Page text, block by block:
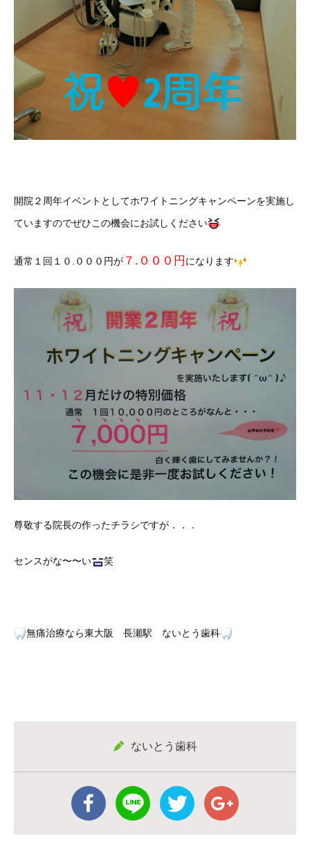
開院２周年イベントとしてホワイトニングキャンペーンを実施し
ていますのでぜひこの機会にお試しください
通常１回１０.０００円が ７.０００円 になります
尊敬する院長の作ったチラシですが．．．
センスがな〜〜い 笑
無痛治療なら東大阪 長瀬駅 ないとう歯科
ないとう歯科